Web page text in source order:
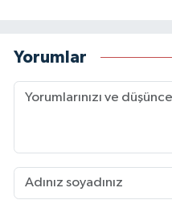
Yorumlar